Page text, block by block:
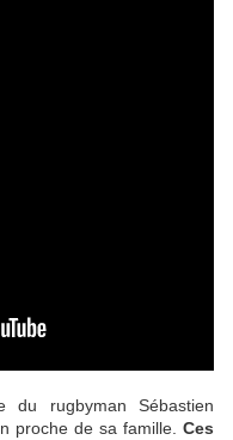
du rugbyman Sébastien
proche de sa famille. Ces